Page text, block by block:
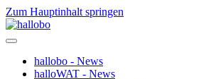
Zum Hauptinhalt springen
hallobo - News
halloWAT - News